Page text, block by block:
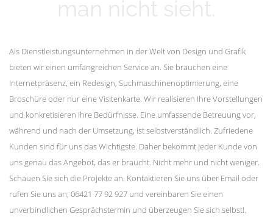
Als Dienstleistungsunternehmen in der Welt von Design und Grafik
bieten wir einen umfangreichen Service an. Sie brauchen eine
Internetpräsenz, ein Redesign, Suchmaschinenoptimierung, eine
Broschüre oder nur eine Visitenkarte. Wir realisieren Ihre Vorstellungen
und konkretisieren Ihre Bedürfnisse. Eine umfassende Betreuung vor,
während und nach der Umsetzung, ist selbstverständlich. Zufriedene
Kunden sind für uns das Wichtigste. Daher bekommt jeder Kunde von
uns genau das Angebot, das er braucht. Nicht mehr und nicht weniger.
Schauen Sie sich die Projekte an. Kontaktieren Sie uns über Email oder
rufen Sie uns an, 06421 77 92 927 und vereinbaren Sie einen
unverbindlichen Gesprächstermin und überzeugen Sie sich selbst!.